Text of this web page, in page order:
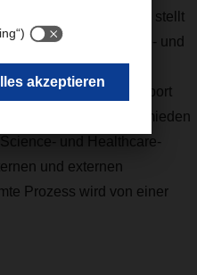
Das Zertifikat GDP stellt
im Life-Science- und
einer Prüfung
Lagerung und Transport
ordnungsgemäß vermieden
und Healthcare-
und externen
Prozess wird von einer